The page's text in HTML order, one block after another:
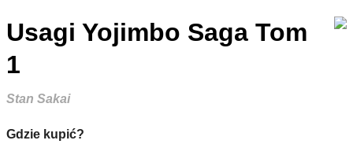
Usagi Yojimbo Saga Tom
1
Stan Sakai
Gdzie kupić?